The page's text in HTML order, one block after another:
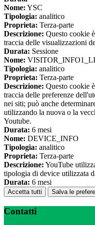
Nome: YSC
Tipologia: analitico
Proprieta: Terza-parte
Descrizione: Questo cookie
traccia delle visualizzazioni
Durata: Sessione
Nome:
Tipologia: analitico
Proprieta: Terza-parte
Descrizione: Questo cookie
traccia delle preferenze
nei siti; può anche
utilizzando la nuova o la
Youtube.
Durata: 6 mesi
Nome: DEVICE_INFO
Tipologia: analitico
Proprieta: Terza-parte
Descrizione: YouTube
tipologia di device utilizzata
Durata: 6 mesi
Accetta tutti Salva le
Contatti